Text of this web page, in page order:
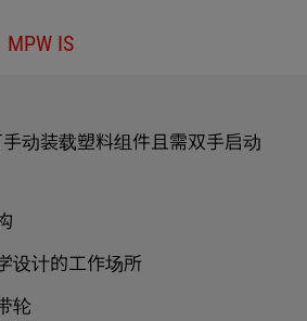
MPW IS
动装载塑料组件且需双手启动
设计的工作场所
轮